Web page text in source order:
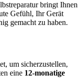
bringt Ihnen
Gefühl, Ihr Gerät
gemacht zu haben.
um sicherzustellen,
eine 12-monatige